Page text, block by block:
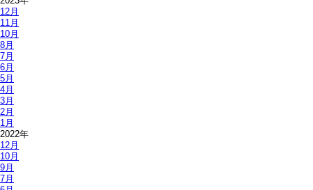
12月
11月
10月
8月
7月
6月
5月
4月
3月
2月
1月
2022年
12月
10月
9月
7月